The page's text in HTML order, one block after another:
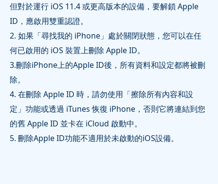
但對於運行 iOS 11.4 或更高版本的設備，要解鎖 Apple
ID，應啟用雙重認證。
2. 如果「尋找我的 iPhone」處於關閉狀態，您可以在任
何已啟用的 iOS 裝置上刪除 Apple ID。
3.刪除iPhone上的Apple ID後，所有資料和設定都將被刪
除。
4. 在刪除 Apple ID 時，請勿使用「擦除所有內容和設
定」功能或透過 iTunes 恢復 iPhone，否則它將連結到您
的舊 Apple ID 並卡在 iCloud 啟動中。
5. 刪除Apple ID功能不適用於未啟動的iOS設備。